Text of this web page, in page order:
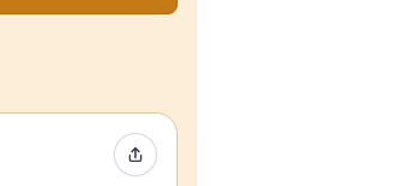
Event teilen